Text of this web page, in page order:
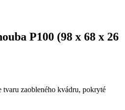
P100 (98 x 68 x 26
tvaru zaobleného kvádru, pokryté